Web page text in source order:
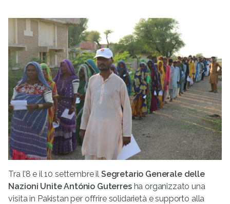
Tra l’8 e il 10 settembre il Segretario Generale delle
Nazioni Unite António Guterresha organizzato una
visita in Pakistan per offrire solidarietà e supporto alla